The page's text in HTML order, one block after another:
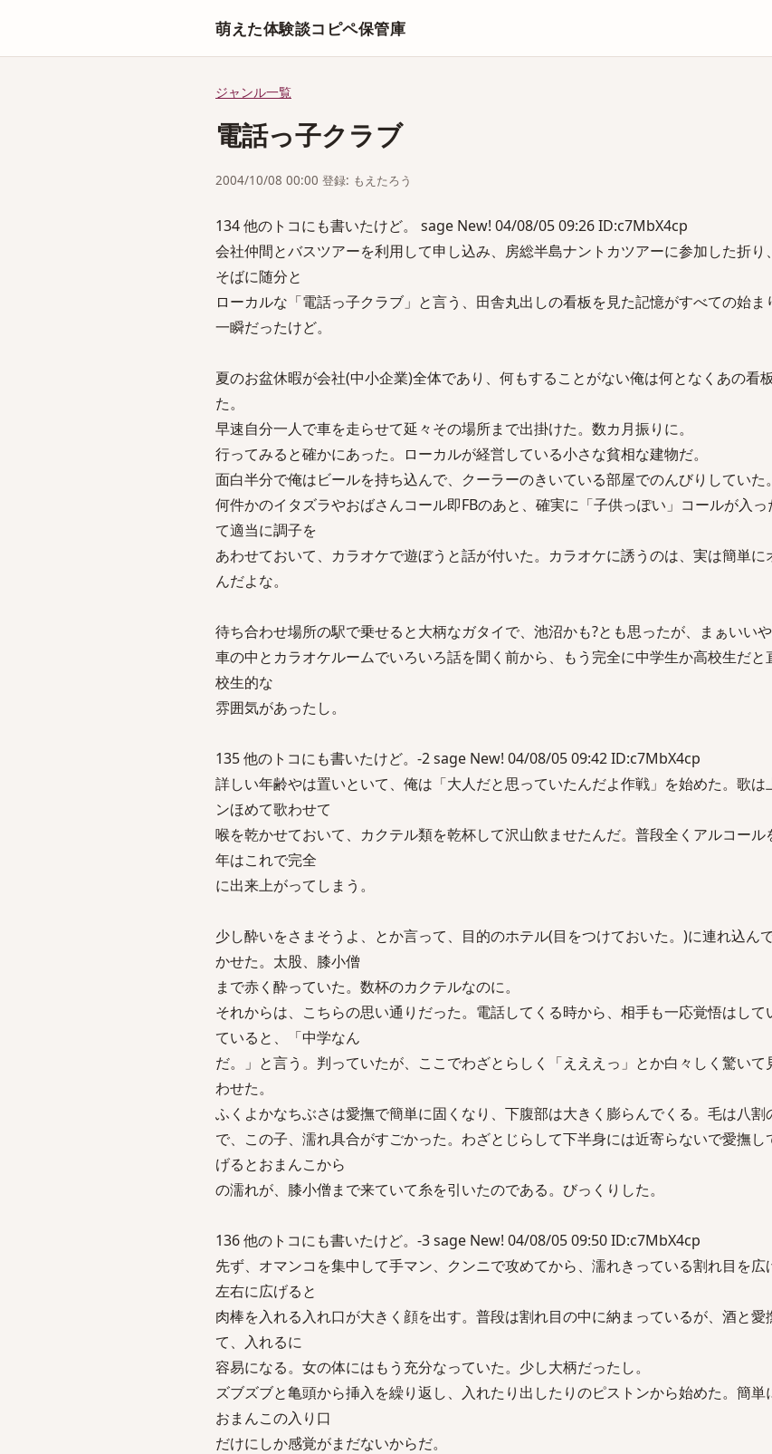
萌えた体験談コピペ保管庫
ジャンル一覧
電話っ子クラブ
2004/10/08 00:00 登録: もえたろう
134 他のトコにも書いたけど。 sage New! 04/08/05 09:26 ID:c7MbX4cp
会社仲間とバスツアーを利用して申し込み、房総半島ナントカツアーに参加した折り
そばに随分と
ローカルな「電話っ子クラブ」と言う、田舎丸出しの看板を見た記憶がすべての始
一瞬だったけど。
夏のお盆休暇が会社(中小企業)全体であり、何もすることがない俺は何となくあの看
た。
早速自分一人で車を走らせて延々その場所まで出掛けた。数カ月振りに。
行ってみると確かにあった。ローカルが経営している小さな貧相な建物だ。
面白半分で俺はビールを持ち込んで、クーラーのきいている部屋でのんびりしていた。
何件かのイタズラやおばさんコール即FBのあと、確実に「子供っぽい」コールが入
て適当に調子を
あわせておいて、カラオケで遊ぼうと話が付いた。カラオケに誘うのは、実は簡単に
んだよな。
待ち合わせ場所の駅で乗せると大柄なガタイで、池沼かも?とも思ったが、まぁいいや
車の中とカラオケルームでいろいろ話を聞く前から、もう完全に中学生か高校生だと
校生的な
雰囲気があったし。
135 他のトコにも書いたけど。-2 sage New! 04/08/05 09:42 ID:c7MbX4cp
詳しい年齢やは置いといて、俺は「大人だと思っていたんだよ作戦」を始めた。歌は
ンほめて歌わせて
喉を乾かせておいて、カクテル類を乾杯して沢山飲ませたんだ。普段全くアルコール
年はこれで完全
に出来上がってしまう。
少し酔いをさまそうよ、とか言って、目的のホテル(目をつけておいた。)に連れ込ん
かせた。太股、膝小僧
まで赤く酔っていた。数杯のカクテルなのに。
それからは、こちらの思い通りだった。電話してくる時から、相手も一応覚悟はし
ていると、「中学なん
だ。」と言う。判っていたが、ここでわざとらしく「えええっ」とか白々しく驚いて
わせた。
ふくよかなちぶさは愛撫で簡単に固くなり、下腹部は大きく膨らんでくる。毛は八割
で、この子、濡れ具合がすごかった。わざとじらして下半身には近寄らないで愛撫
げるとおまんこから
の濡れが、膝小僧まで来ていて糸を引いたのである。びっくりした。
136 他のトコにも書いたけど。-3 sage New! 04/08/05 09:50 ID:c7MbX4cp
先ず、オマンコを集中して手マン、クンニで攻めてから、濡れきっている割れ目を広
左右に広げると
肉棒を入れる入れ口が大きく顔を出す。普段は割れ目の中に納まっているが、酒と愛
て、入れるに
容易になる。女の体にはもう充分なっていた。少し大柄だったし。
ズブズブと亀頭から挿入を繰り返し、入れたり出したりのピストンから始めた。簡単
おまんこの入り口
だけにしか感覚がまだないからだ。